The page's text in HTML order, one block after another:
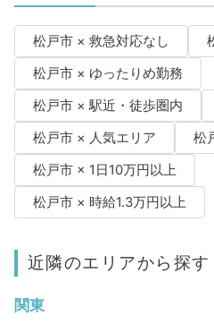
松戸市 × 救急対応なし
松戸市 × ゆったりめ勤務
松戸市 × 駅近・徒歩圏内
松戸市 × 人気エリア
松
松戸市 × 1日10万円以上
松戸市 × 時給1.3万円以上
近隣のエリアから探す
関東